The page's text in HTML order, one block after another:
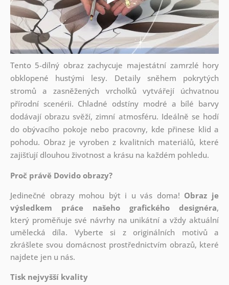
Tento 5-dílný obraz zachycuje majestátní zamrzlé hory
obklopené hustými lesy. Detaily sněhem pokrytých
stromů a zasněžených vrcholků vytvářejí úchvatnou
přírodní scenérii. Chladné odstíny modré a bílé barvy
dodávají obrazu svěží, zimní atmosféru. Ideálně se hodí
do obývacího pokoje nebo pracovny, kde přinese klid a
pohodu. Obraz je vyroben z kvalitních materiálů, které
zajišťují dlouhou životnost a krásu na každém pohledu.
Proč právě Dovido obrazy?
Jedinečné obrazy mohou být i u vás doma! Obraz je
výsledkem práce našeho grafického designéra,
který proměňuje své návrhy na unikátní a vždy aktuální
umělecká díla. Vyberte si z originálních motivů a
zkrášlete svou domácnost prostřednictvím obrazů, které
najdete jen u nás.
Tisk nejvyšší kvality